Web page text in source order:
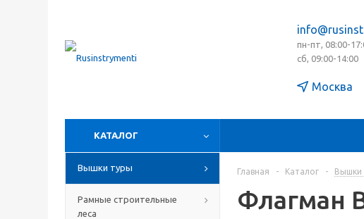
пн-пт, 08:00-
сб, 09:00-14:00
Москва
КАТАЛОГ
Вышки туры
Рамные строительные
леса
Главная - Каталог - Вышки
Флагман